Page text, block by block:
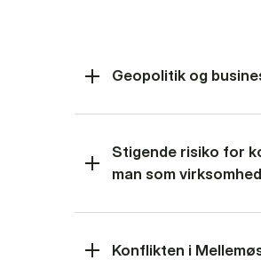
Geopolitik og
Stigende risiko for
man som
Konflikten i